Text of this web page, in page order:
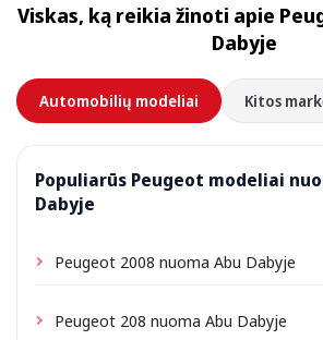
priklausomai nuo vietos gali būti
pristatymo mokestis, visada
Viskas, ką reikia žinoti apie
Dabyje
Automobilių modeliai Kitos
Populiarūs Peugeot modeliai
Dabyje
Peugeot 2008 nuoma Abu Dabyje
Peugeot 208 nuoma Abu Dabyje